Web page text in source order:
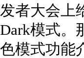
发者大会上
Dark模式。
色模式功能